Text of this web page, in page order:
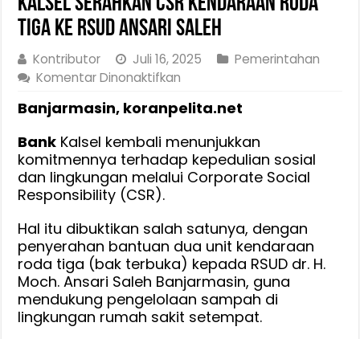
Tiga ke RSUD Ansari Saleh
Kontributor Juli 16, 2025
Pemerintahan
Komentar Dinonaktifkan
Atasi
Sampah,
Bank
Kalsel
CSR
Kendaraan
Roda
Tiga
ke
RSUD
Banjarmasin, koranpelita.net
Bank Kalsel kembali menunjukkan
komitmennya terhadap kepedulian sosial
dan lingkungan melalui Corporate Social
Responsibility (CSR).
Hal itu dibuktikan salah satunya, dengan
penyerahan bantuan dua unit kendaraan
roda tiga (bak terbuka) kepada RSUD dr. H.
Moch. Ansari Saleh Banjarmasin, guna
mendukung pengelolaan sampah di
lingkungan rumah sakit setempat.